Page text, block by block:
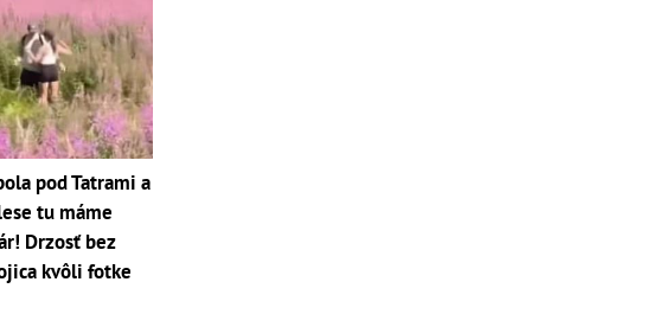
pod Tatrami a
tu máme
Drzosť bez
kvôli fotke